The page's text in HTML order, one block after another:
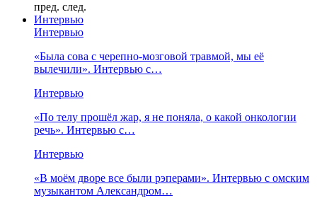
пред. след.
Интервью
Интервью
«Была сова с черепно-мозговой травмой, мы её
вылечили». Интервью с…
Интервью
«По телу прошёл жар, я не поняла, о какой онкологии
речь». Интервью с…
Интервью
«В моём дворе все были рэперами». Интервью с омским
музыкантом Александром…